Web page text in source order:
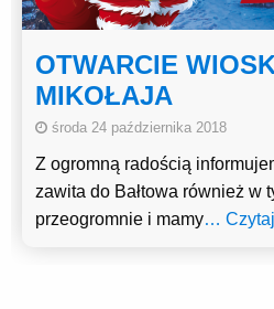
OTWARCIE
MIKOŁAJA
środa 24 października 2018
Z ogromną radością
zawita do Bałtowa również w
przeogromnie i mamy…